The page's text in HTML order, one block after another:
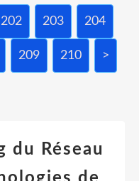
202 203 204
209 210 220
230
240
250
260
270
280
290
300
400
500
>
du Réseau